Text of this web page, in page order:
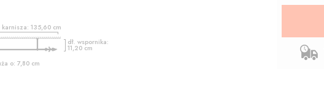
karnisza:135,60 cm
dł. wspornika:
11,20cm
o:7,80 cm